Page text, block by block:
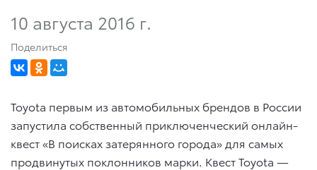
10 августа 2016 г.
Поделиться
Toyota первым из автомобильных брендов в России
запустила собственный приключенческий онлайн-
квест «В поисках затерянного города» для самых
продвинутых поклонников марки. Квест Toyota —